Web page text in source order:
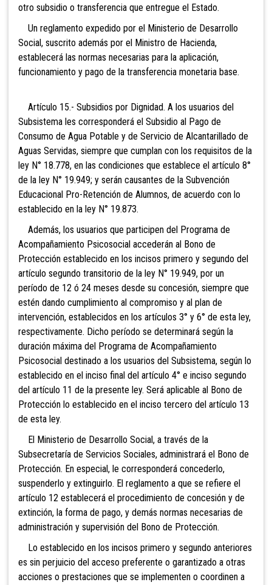
otro subsidio o transferencia que entregue el Estado.
Un reglamento expedido por el Ministerio de Desarrollo
Social, suscrito además por el Ministro de Hacienda,
establecerá las normas necesarias para la aplicación,
funcionamiento y pago de la transferencia monetaria base.
Artículo 15.- Subsidios por Dignidad. A los usuarios del
Subsistema les corresponderá el Subsidio al Pago de
Consumo de Agua Potable y de Servicio de Alcantarillado de
Aguas Servidas, siempre que cumplan con los requisitos de la
ley N° 18.778, en las condiciones que establece el artículo 8°
de la ley N° 19.949; y serán causantes de la Subvención
Educacional Pro-Retención de Alumnos, de acuerdo con lo
establecido en la ley N° 19.873.
Además, los usuarios que participen del Programa de
Acompañamiento Psicosocial accederán al Bono de
Protección establecido en los incisos primero y segundo del
artículo segundo transitorio de la ley N° 19.949, por un
período de 12 ó 24 meses desde su concesión, siempre que
estén dando cumplimiento al compromiso y al plan de
intervención, establecidos en los artículos 3° y 6° de esta ley,
respectivamente. Dicho período se determinará según la
duración máxima del Programa de Acompañamiento
Psicosocial destinado a los usuarios del Subsistema, según lo
establecido en el inciso final del artículo 4° e inciso segundo
del artículo 11 de la presente ley. Será aplicable al Bono de
Protección lo establecido en el inciso tercero del artículo 13
de esta ley.
El Ministerio de Desarrollo Social, a través de la
Subsecretaría de Servicios Sociales, administrará el Bono de
Protección. En especial, le corresponderá concederlo,
suspenderlo y extinguirlo. El reglamento a que se refiere el
artículo 12 establecerá el procedimiento de concesión y de
extinción, la forma de pago, y demás normas necesarias de
administración y supervisión del Bono de Protección.
Lo establecido en los incisos primero y segundo anteriores
es sin perjuicio del acceso preferente o garantizado a otras
acciones o prestaciones que se implementen o coordinen a